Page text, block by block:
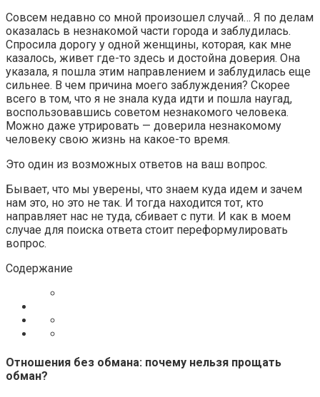
Совсем недавно со мной произошел случай… Я по делам
оказалась в незнакомой части города и заблудилась.
Спросила дорогу у одной женщины, которая, как мне
казалось, живет где-то здесь и достойна доверия. Она
указала, я пошла этим направлением и заблудилась еще
сильнее. В чем причина моего заблуждения? Скорее
всего в том, что я не знала куда идти и пошла наугад,
воспользовавшись советом незнакомого человека.
Можно даже утрировать — доверила незнакомому
человеку свою жизнь на какое-то время.
Это один из возможных ответов на ваш вопрос.
Бывает, что мы уверены, что знаем куда идем и зачем
нам это, но это не так. И тогда находится тот, кто
направляет нас не туда, сбивает с пути. И как в моем
случае для поиска ответа стоит переформулировать
вопрос.
Содержание
Отношения без обмана: почему нельзя прощать
обман?